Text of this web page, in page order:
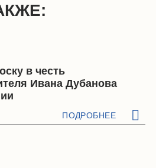
в честь
Ивана Дубанова
ПОДРОБНЕЕ